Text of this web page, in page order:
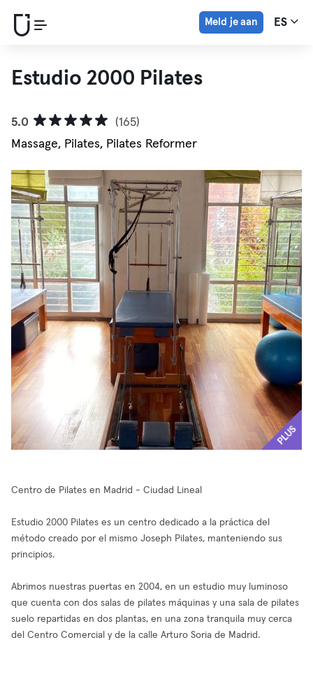
Meld je aan ES
Estudio 2000 Pilates
5.0
(165)
Massage, Pilates, Pilates Reformer
PLUS
Centro de Pilates en Madrid - Ciudad Lineal
Estudio 2000 Pilates es un centro dedicado a la práctica del
método creado por el mismo Joseph Pilates, manteniendo sus
principios.
Abrimos nuestras puertas en 2004, en un estudio muy luminoso
que cuenta con dos salas de pilates máquinas y una sala de pilates
suelo repartidas en dos plantas, en una zona tranquila muy cerca
del Centro Comercial y de la calle Arturo Soria de Madrid.